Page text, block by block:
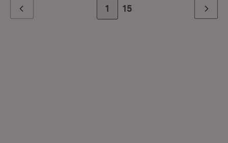
Zur Seite
1 Zur letzten Seite
15 Weiter